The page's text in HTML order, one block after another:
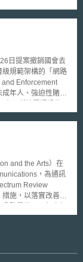
能建立一個合法的
利金收費團體的授
）、圖形、影像等
制發展看出端倪。
（AI HLEG），並
」（Ethics
類自主、傷害預
執委會提出「人工
Down
工智慧法案），於
European
，尋求具共識的最
契機，概述一般情
為歐盟的「立法
會）將針對法案獨
案通過，若任一機
得共識，則可召開
日提案撤銷國會去
規範架構的「網路
Enforcement
年人、強迫性賭
權外約2300家的賭
議決美國的此限
政部防制洗錢法的
期與相關身分證明
收。
and the Arts）在
，為通訊
Review
施，以落實改善頻
譜使用者提供更高
清楚明確的頻譜許
）與頻譜執照